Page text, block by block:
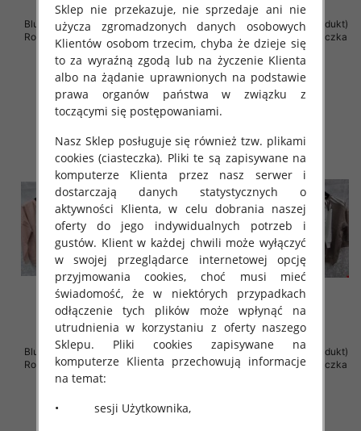
Bluzki damskie ( Turecki produkt)
Roz Standard , Mix Kolor .Paczka
12 szt
42.00 zł
szczegóły
Bluzki damskie ( Turecki produkt)
Roz Standard , Mix Kolor .Paczka
12 szt
41.00 zł
szczegóły
Bluzki damskie ( Turecki produkt)
Roz Standard , Mix Kolor .Paczka
12 szt
41.00 zł
Bluzki damskie ( Turecki produkt)
Roz Standard , Mix Kolor .Paczka
Sklep nie przekazuje, nie sprzedaje ani nie
użycza zgromadzonych danych osobowych
Klientów osobom trzecim, chyba że dzieje się
to za wyraźną zgodą lub na życzenie Klienta
albo na żądanie uprawnionych na podstawie
prawa organów państwa w związku z
toczącymi się postępowaniami.
Nasz Sklep posługuje się również tzw. plikami
cookies (ciasteczka). Pliki te są zapisywane na
komputerze Klienta przez nasz serwer i
dostarczają danych statystycznych o
aktywności Klienta, w celu dobrania naszej
oferty do jego indywidualnych potrzeb i
gustów. Klient w każdej chwili może wyłączyć
w swojej przeglądarce internetowej opcję
przyjmowania cookies, choć musi mieć
świadomość, że w niektórych przypadkach
odłączenie tych plików może wpłynąć na
utrudnienia w korzystaniu z oferty naszego
Sklepu. Pliki cookies zapisywane na
komputerze Klienta przechowują informacje
na temat:
• sesji Użytkownika,